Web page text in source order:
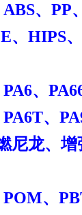
、PP
HIPS、
、
、
尼龙、
、